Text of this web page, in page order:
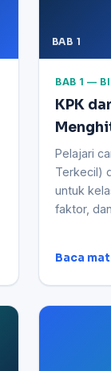
BAB 1
BAB 1 —
KPK
Pelajari
Terkecil)
untuk
faktor,
Baca